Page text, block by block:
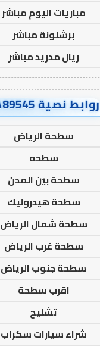
مباريات اليوم مباشر
برشلونة مباشر
ريال مدريد مباشر
روابط نصية AA89545
سطحة الرياض
سطحه
سطحة بين المدن
سطحة هيدروليك
سطحة شمال الرياض
سطحة غرب الرياض
سطحة جنوب الرياض
اقرب سطحة
تشليح
شراء سيارات سكراب